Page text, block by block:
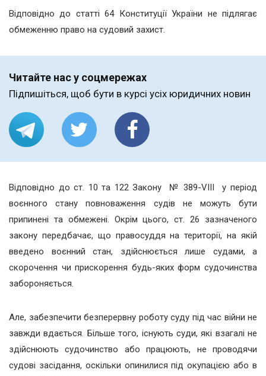
Відповідно до статті 64 Конституції України не підлягає
обмеженню право на судовий захист.
Читайте нас у соцмережах
Підпишіться, щоб бути в курсі усіх юридичних новин
Відповідно до ст. 10 та 122 Закону № 389-VIII у період
воєнного стану повноваження судів не можуть бути
припинені та обмежені. Окрім цього, ст. 26 зазначеного
закону передбачає, що правосуддя на території, на якій
введено воєнний стан, здійснюється лише судами, а
скорочення чи прискорення будь-яких форм судочинства
забороняється.
Але, забезпечити безперервну роботу суду під час війни не
завжди вдається. Більше того, існують суди, які взагалі не
здійснюють судочинство або працюють, не проводячи
судові засідання, оскільки опинилися під окупацією або в